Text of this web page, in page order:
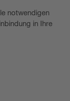
notwendigen
in Ihre